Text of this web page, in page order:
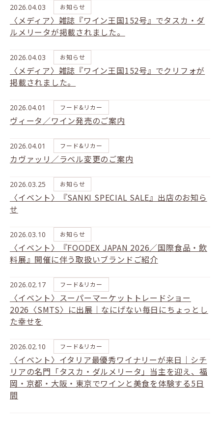
2026.04.03 お知らせ
〈メディア〉雑誌『ワイン王国152号』でタスカ・ダ
ルメリータが掲載されました。
2026.04.03 お知らせ
〈メディア〉雑誌『ワイン王国152号』でクリフォが
掲載されました。
2026.04.01 フード&リカー
ヴィータ／ワイン発売のご案内
2026.04.01 フード&リカー
カヴァッリ／ラベル変更のご案内
2026.03.25 お知らせ
〈イベント〉『SANKI SPECIAL SALE』出店のお知ら
せ
2026.03.10 お知らせ
〈イベント〉『FOODEX JAPAN 2026／国際食品・飲
料展』開催に伴う取扱いブランドご紹介
2026.02.17 フード&リカー
〈イベント〉スーパーマーケットトレードショー
2026〈SMTS〉に出展｜なにげない毎日にちょっとし
た幸せを
2026.02.10 フード&リカー
〈イベント〉イタリア最優秀ワイナリーが来日｜シチ
リアの名門「タスカ・ダルメリータ」当主を迎え、福
岡・京都・大阪・東京でワインと美食を体験する5日
間